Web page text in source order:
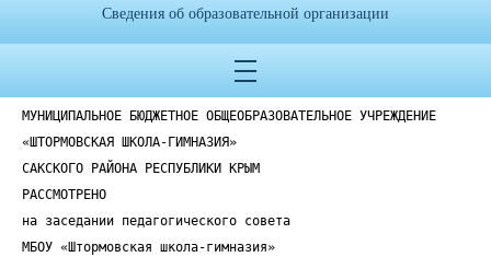
9 декабря 2024
МУНИЦИПАЛЬНОЕ БЮДЖЕТНОЕ ОБЩЕОБРАЗОВАТЕЛЬНОЕ УЧРЕЖДЕНИЕ
«ШТОРМОВСКАЯ ШКОЛА-ГИМНАЗИЯ»
САКСКОГО РАЙОНА РЕСПУБЛИКИ КРЫМ
РАССМОТРЕНО
на заседании педагогического совета
МБОУ «Штормовская школа-гимназия»
Сведения об образовательной организации